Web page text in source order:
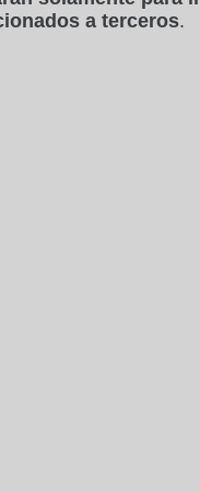
a terceros.